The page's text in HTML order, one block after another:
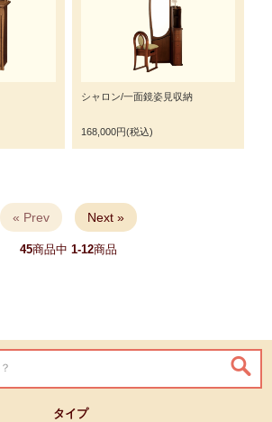
シャロン/一面鏡姿見収納
168,000円(税込)
« Prev Next »
45商品中 1-12商品
タイプ